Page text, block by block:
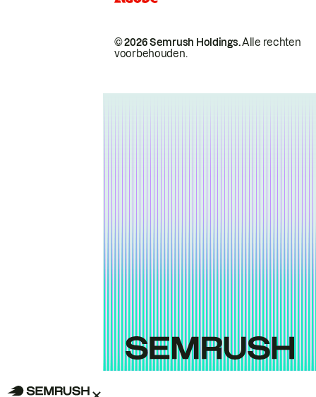
© 2026 Semrush Holdings.Alle rechten
voorbehouden.